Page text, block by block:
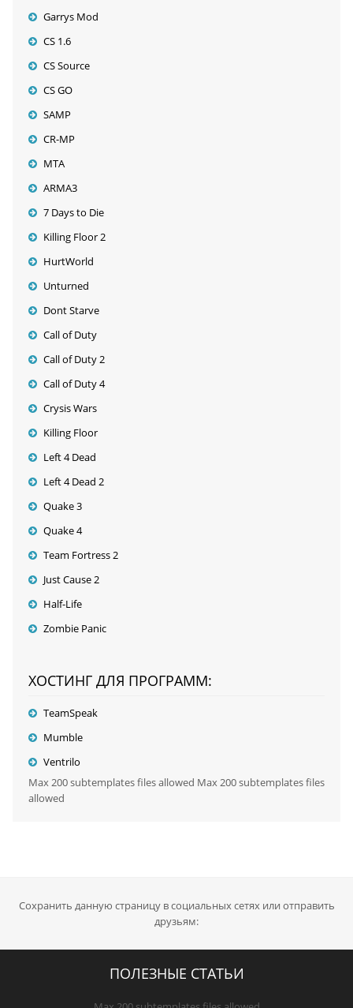
Garrys Mod
CS 1.6
CS Source
CS GO
SAMP
CR-MP
MTA
ARMA3
7 Days to Die
Killing Floor 2
HurtWorld
Unturned
Dont Starve
Call of Duty
Call of Duty 2
Call of Duty 4
Crysis Wars
Killing Floor
Left 4 Dead
Left 4 Dead 2
Quake 3
Quake 4
Team Fortress 2
Just Cause 2
Half-Life
Zombie Panic
ХОСТИНГ ДЛЯ ПРОГРАММ:
TeamSpeak
Mumble
Ventrilo
Max 200 subtemplates files allowed Max 200 subtemplates files
allowed
Сохранить данную страницу в социальных сетях или отправить
друзьям:
ПОЛЕЗНЫЕ СТАТЬИ